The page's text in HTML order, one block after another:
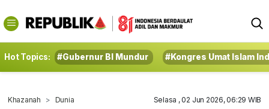
Hot Topics: #Gubernur BI Mundur #Kongres Umat Islam
Khazanah Dunia Selasa , 02 Jun 2026, 06:29 WIB